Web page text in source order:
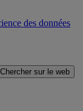
des données
Chercher sur le web